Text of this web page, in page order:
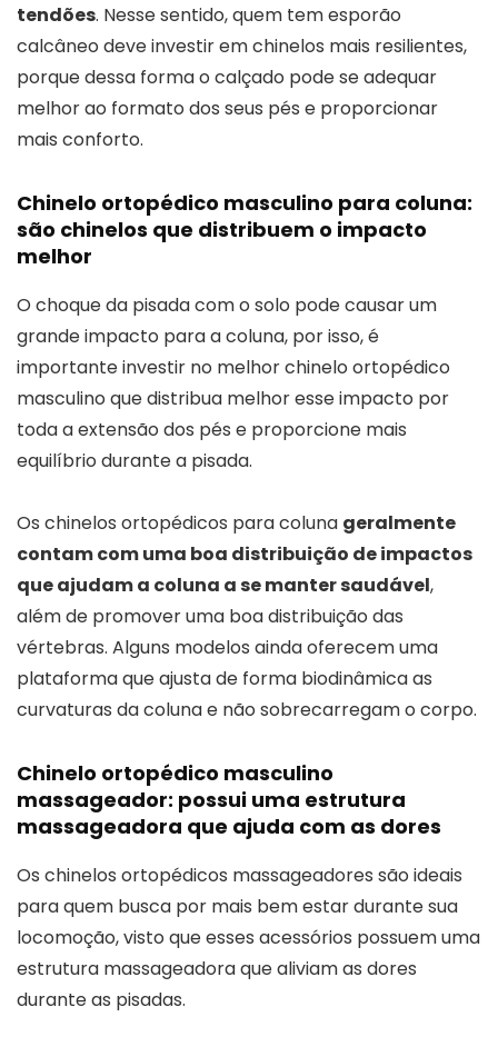
tendões. Nesse sentido, quem tem esporão
calcâneo deve investir em chinelos mais resilientes,
porque dessa forma o calçado pode se adequar
melhor ao formato dos seus pés e proporcionar
mais conforto.
Chinelo ortopédico masculino para coluna:
são chinelos que distribuem o impacto
melhor
O choque da pisada com o solo pode causar um
grande impacto para a coluna, por isso, é
importante investir no melhor chinelo ortopédico
masculino que distribua melhor esse impacto por
toda a extensão dos pés e proporcione mais
equilíbrio durante a pisada.
Os chinelos ortopédicos para coluna geralmente
contam com uma boa distribuição de impactos
que ajudam a coluna a se manter saudável,
além de promover uma boa distribuição das
vértebras. Alguns modelos ainda oferecem uma
plataforma que ajusta de forma biodinâmica as
curvaturas da coluna e não sobrecarregam o corpo.
Chinelo ortopédico masculino
massageador: possui uma estrutura
massageadora que ajuda com as dores
Os chinelos ortopédicos massageadores são ideais
para quem busca por mais bem estar durante sua
locomoção, visto que esses acessórios possuem uma
estrutura massageadora que aliviam as dores
durante as pisadas.